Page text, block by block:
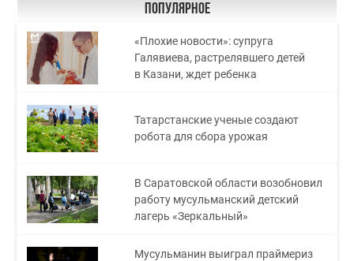
Популярное
«Плохие новости»: супруга
Галявиева, растрелявшего детей
в Казани, ждет ребенка
Татарстанские ученые создают
робота для сбора урожая
В Саратовской области возобновил
работу мусульманский детский
лагерь «Зеркальный»
Мусульманин выиграл праймериз